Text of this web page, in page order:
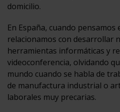
domicilio.
En España, cuando
relacionamos con desarrollar
herramientas informáticas y
videoconferencia, olvidando
mundo cuando se habla de
de manufactura industrial o
laborales muy precarias.